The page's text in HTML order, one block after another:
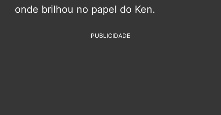
onde brilhou no papel do Ken.
PUBLICIDADE